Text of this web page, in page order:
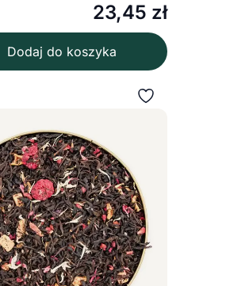
23,45 zł
Dodaj do koszyka